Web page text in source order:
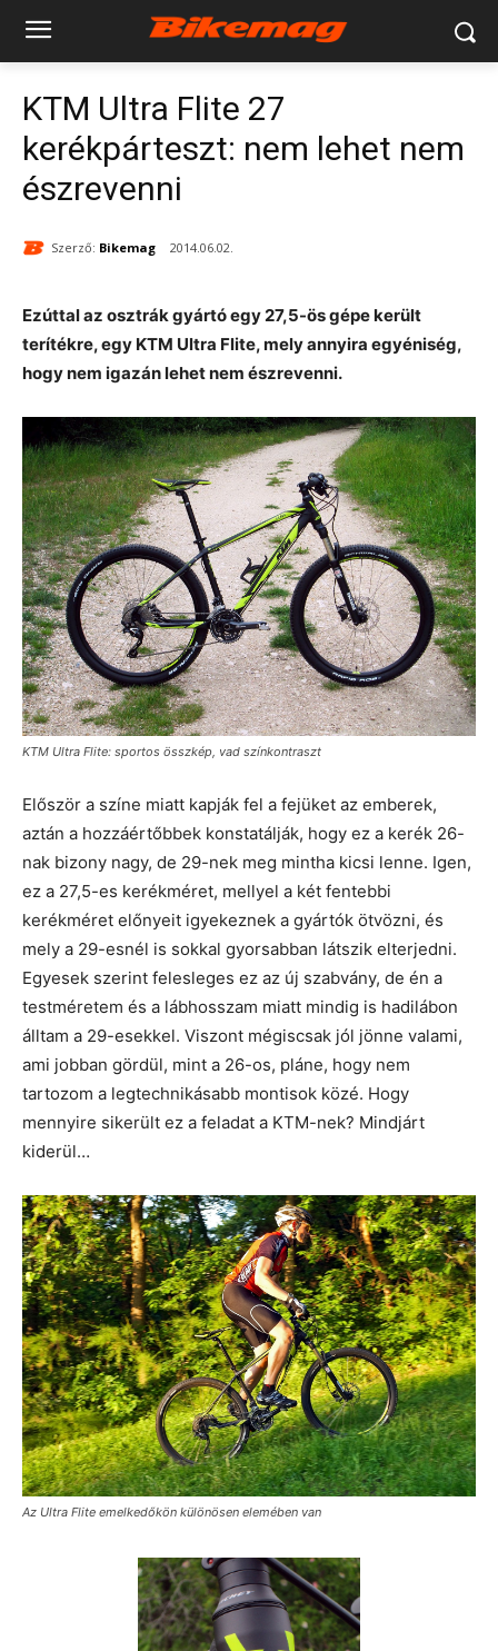
KTM Ultra Flite 27
kerékpárteszt: nem lehet nem
észrevenni
Szerző: Bikemag 2014.06.02.
Ezúttal az osztrák gyártó egy 27,5-ös gépe került
terítékre, egy KTM Ultra Flite, mely annyira egyéniség,
hogy nem igazán lehet nem észrevenni.
KTM Ultra Flite: sportos összkép, vad színkontraszt
Először a színe miatt kapják fel a fejüket az emberek,
aztán a hozzáértőbbek konstatálják, hogy ez a kerék 26-
nak bizony nagy, de 29-nek meg mintha kicsi lenne. Igen,
ez a 27,5-es kerékméret, mellyel a két fentebbi
kerékméret előnyeit igyekeznek a gyártók ötvözni, és
mely a 29-esnél is sokkal gyorsabban látszik elterjedni.
Egyesek szerint felesleges ez az új szabvány, de én a
testméretem és a lábhosszam miatt mindig is hadilábon
álltam a 29-esekkel. Viszont mégiscsak jól jönne valami,
ami jobban gördül, mint a 26-os, pláne, hogy nem
tartozom a legtechnikásabb montisok közé. Hogy
mennyire sikerült ez a feladat a KTM-nek? Mindjárt
kiderül…
Az Ultra Flite emelkedőkön különösen elemében van